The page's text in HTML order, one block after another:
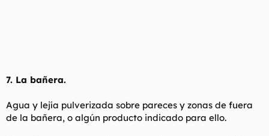
7. La bañera.
Agua y lejía pulverizada sobre pareces y zonas de fuera
de la bañera, o algún producto indicado para ello.